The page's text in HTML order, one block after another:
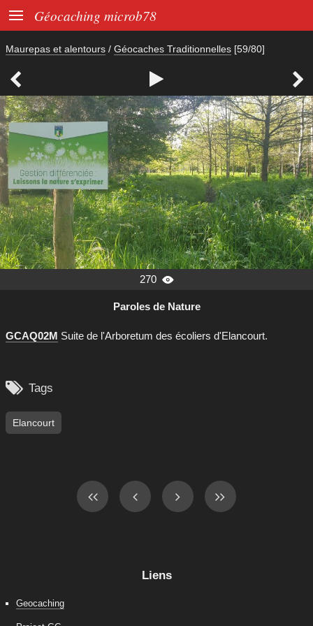
 Géocaching microb78
Maurepas et alentours / Géocaches Traditionnelles [59/80]
  
270 
Paroles de Nature
GCAQ02M Suite de l'Arboretum des écoliers d'Elancourt.
 Tags
Elancourt
Liens
Geocaching